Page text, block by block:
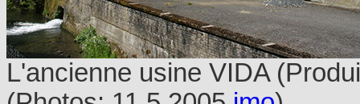
L'ancienne usine VIDA